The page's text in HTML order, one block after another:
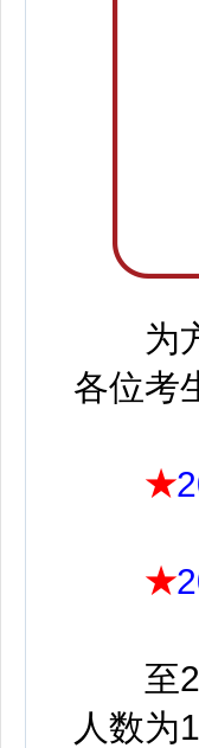
为
各位考
★
★
至
人数为